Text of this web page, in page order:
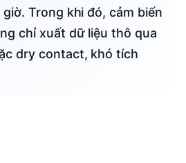
Trong khi đó, cảm biến
chỉ xuất dữ liệu thô qua
dry contact, khó tích